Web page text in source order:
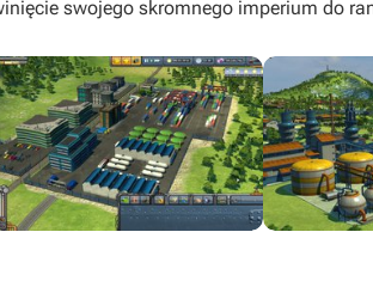
swojego skromnego imperium do